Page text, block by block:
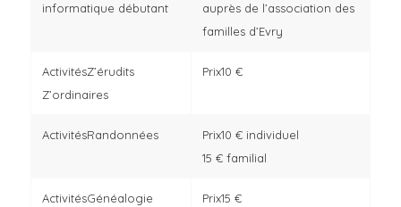
informatique débutant
auprès de l’association des
familles d’Evry
Z’érudits
Z’ordinaires
10 €
Randonnées
10 € individuel
15 € familial
Généalogie 15 €